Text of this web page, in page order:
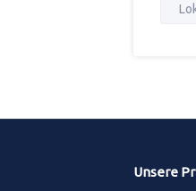
Unsere